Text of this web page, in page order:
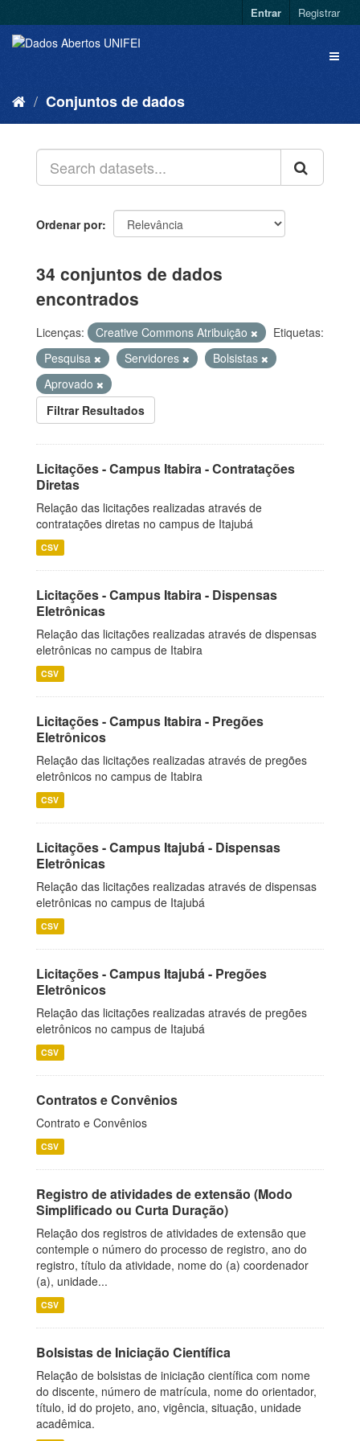
Entrar Registrar
Conjuntos de dados
Ordenar por
34 conjuntos de dados
encontrados
Licenças: Creative Commons Atribuição
Etiquetas:
Pesquisa
Servidores
Bolsistas
Aprovado
Filtrar Resultados
Licitações - Campus Itabira - Contratações
Diretas
Relação das licitações realizadas através de
contratações diretas no campus de Itajubá
CSV
Licitações - Campus Itabira - Dispensas
Eletrônicas
Relação das licitações realizadas através de dispensas
eletrônicas no campus de Itabira
CSV
Licitações - Campus Itabira - Pregões
Eletrônicos
Relação das licitações realizadas através de pregões
eletrônicos no campus de Itabira
CSV
Licitações - Campus Itajubá - Dispensas
Eletrônicas
Relação das licitações realizadas através de dispensas
eletrônicas no campus de Itajubá
CSV
Licitações - Campus Itajubá - Pregões
Eletrônicos
Relação das licitações realizadas através de pregões
eletrônicos no campus de Itajubá
CSV
Contratos e Convênios
Contrato e Convênios
CSV
Registro de atividades de extensão (Modo
Simplificado ou Curta Duração)
Relação dos registros de atividades de extensão que
contemple o número do processo de registro, ano do
registro, título da atividade, nome do (a) coordenador
(a), unidade...
CSV
Bolsistas de Iniciação Científica
Relação de bolsistas de iniciação científica com nome
do discente, número de matrícula, nome do orientador,
título, id do projeto, ano, vigência, situação, unidade
acadêmica.